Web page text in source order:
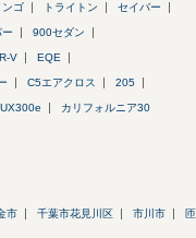
ンゴ トライトン セイバー
900セダン
V EQE
C5エアクロス 205
UX300e カリフォルニア30
市 千葉市花見川区 市川市